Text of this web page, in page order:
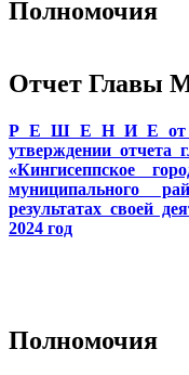
Полномочия
Отчет Главы
Р Е Ш Е Н И Е от
утверждении отчета
«Кингисеппское
муниципального
результатах своей
2024 год
Полномочия